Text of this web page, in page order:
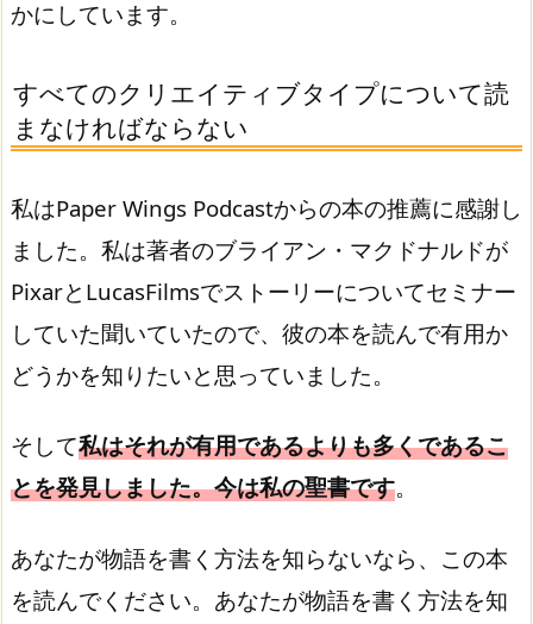
かにしています。
すべてのクリエイティブタイプについて読
まなければならない
私はPaper Wings Podcastからの本の推薦に感謝し
ました。私は著者のブライアン・マクドナルドが
PixarとLucasFilmsでストーリーについてセミナー
していた聞いていたので、彼の本を読んで有用か
どうかを知りたいと思っていました。
そして私はそれが有用であるよりも多くであるこ
とを発見しました。今は私の聖書です。
あなたが物語を書く方法を知らないなら、この本
を読んでください。あなたが物語を書く方法を知